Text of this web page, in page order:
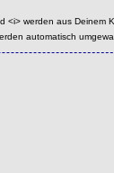
<i> werden aus Deinem
automatisch